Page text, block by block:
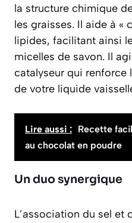
la structure chimique
les graisses. Il aide à «
lipides, facilitant ainsi
micelles de savon. Il
catalyseur qui renforce
de votre liquide
Lire aussi : Recette
au chocolat en poudre
Un duo synergique
L’association du sel et